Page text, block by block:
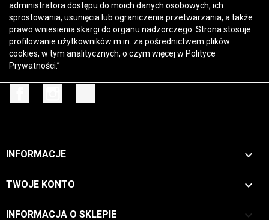
administratora dostępu do moich danych osobowych, ich
sprostowania, usunięcia lub ograniczenia przetwarzania, a także
prawo wniesienia skargi do organu nadzorczego. Strona stosuje
profilowanie użytkowników m.in. za pośrednictwem plików
cookies, w tym analitycznych, o czym więcej w Polityce
Prywatności.”
INFORMACJE 
TWOJE KONTO 
INFORMACJA O SKLEPIE keyboard_arrow_down